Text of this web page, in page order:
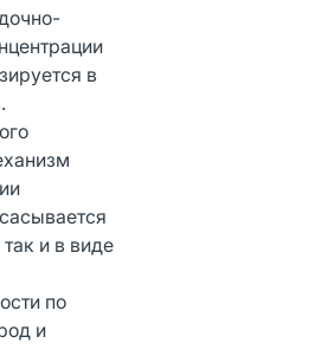
в
и в виде
по
и